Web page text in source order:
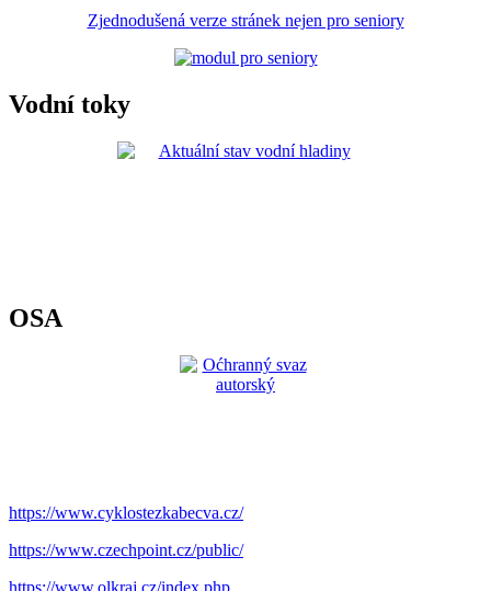
Zjednodušená verze stránek nejen pro seniory
Vodní toky
OSA
https://www.cyklostezkabecva.cz/
https://www.czechpoint.cz/public/
https://www.olkraj.cz/index.php